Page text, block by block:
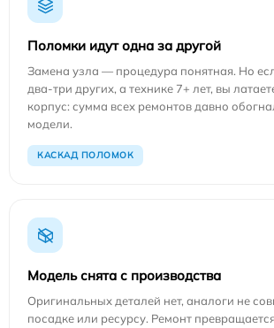
Поломки идут одна за другой
Замена узла — процедура понятная. Но
два-три других, а технике 7+ лет, вы
корпус: сумма всех ремонтов давно
модели.
КАСКАД ПОЛОМОК
Модель снята с производства
Оригинальных деталей нет, аналоги не
посадке или ресурсу. Ремонт